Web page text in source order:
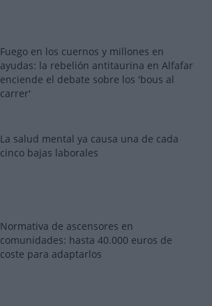
Fuego en los cuernos y millones en
ayudas: la rebelión antitaurina en Alfafar
enciende el debate sobre los 'bous al
carrer'
La salud mental ya causa una de cada
cinco bajas laborales
Normativa de ascensores en
comunidades: hasta 40.000 euros de
coste para adaptarlos